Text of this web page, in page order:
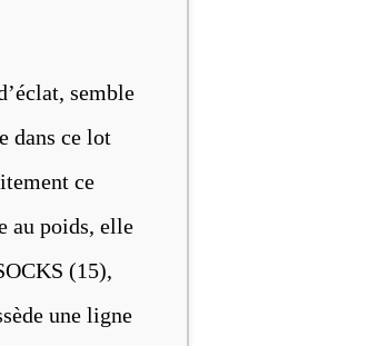
semble
dans ce lot
ce
au poids, elle
(15),
une ligne